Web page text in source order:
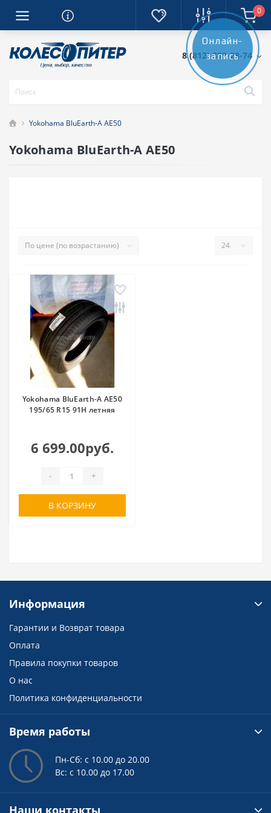
0
8 (812) 389-28-74
Yokohama BluEarth-A AE50
Yokohama BluEarth-A AE50
Yokohama BluEarth-A AE50
195/65 R15 91H летняя
6 699.00руб.
- +
В КОРЗИНУ
Онлайн-
запись
Информация
Гарантии и Возврат товара
Оплата
Правила покупки товаров
О нас
Политика конфиденциальности
Время работы
Пн-Сб: с 10.00 до 20.00
Вс: с 10.00 до 17.00
Наши контакты